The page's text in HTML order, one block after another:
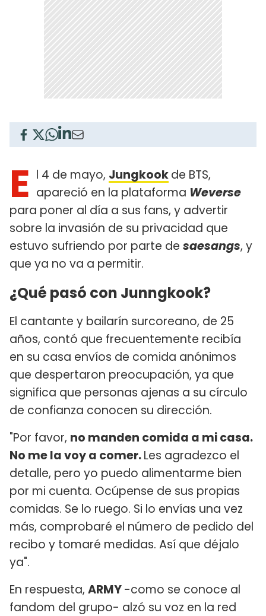
E l 4 de mayo, Jungkookde BTS,
apareció en la plataforma Weverse
para poner al día a sus fans, y advertir
sobre la invasión de su privacidad que
estuvo sufriendo por parte de saesangs, y
que ya no va a permitir.
¿Qué pasó con Junngkook?
El cantante y bailarín surcoreano, de 25
años, contó que frecuentemente recibía
en su casa envíos de comida anónimos
que despertaron preocupación, ya que
significa que personas ajenas a su círculo
de confianza conocen su dirección.
"Por favor, no manden comida a mi casa.
No me la voy a comer.Les agradezco el
detalle, pero yo puedo alimentarme bien
por mi cuenta. Ocúpense de sus propias
comidas. Se lo ruego. Si lo envías una vez
más, comprobaré el número de pedido del
recibo y tomaré medidas. Así que déjalo
ya".
En respuesta, ARMY-como se conoce al
fandom del grupo- alzó su voz en la red